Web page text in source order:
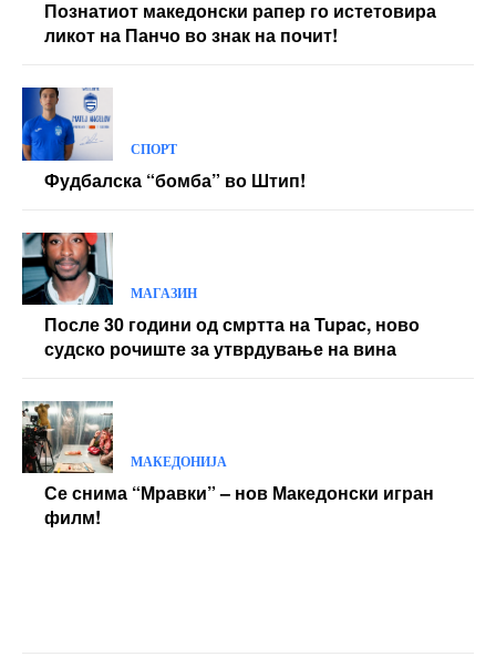
Познатиот македонски рапер го истетовира
ликот на Панчо во знак на почит!
СПОРТ
Фудбалска “бомба” во Штип!
МАГАЗИН
После 30 години од смртта на Tupac, ново
судско рочиште за утврдување на вина
МАКЕДОНИЈА
Се снима “Мравки” – нов Македонски игран
филм!